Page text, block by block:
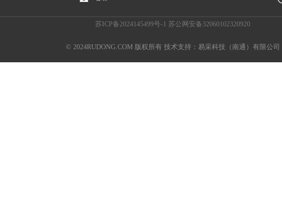
苏ICP备2024145499号-1 苏公网安备32060102320920
© 2024RUDONG.COM 版权所有 技术支持：易采科技（南通）有限公司